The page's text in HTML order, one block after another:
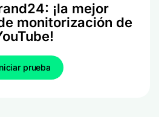
¡la mejor
monitorización de
prueba